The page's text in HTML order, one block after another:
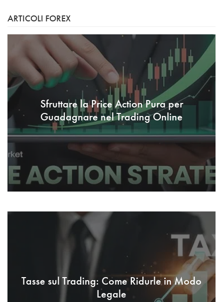
ARTICOLI FOREX
Sfruttare la Price Action Pura per
Guadagnare nel Trading Online
Tasse sul Trading: Come Ridurle in Modo
Legale